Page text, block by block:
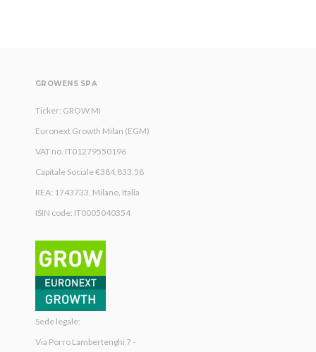
GROWENS SPA
Ticker: GROW.MI
Euronext Growth Milan (EGM)
VAT no. IT01279550196
Capitale Sociale €384,833.58
REA: 1743733, Milano, Italia
ISIN code: IT0005040354
Sede legale:
Via Porro Lambertenghi 7 -